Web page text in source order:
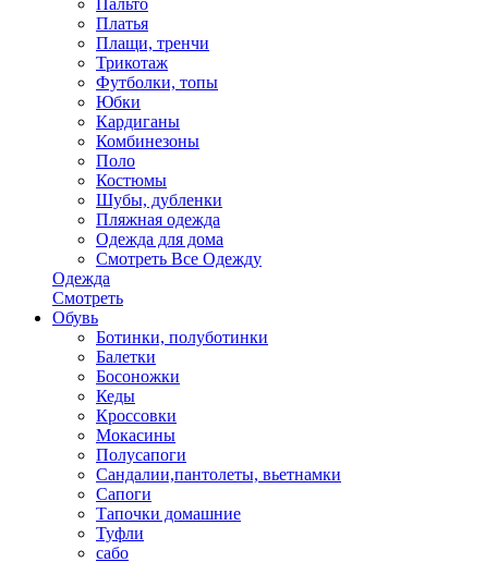
Пальто
Платья
Плащи, тренчи
Трикотаж
Футболки, топы
Юбки
Кардиганы
Комбинезоны
Поло
Костюмы
Шубы, дубленки
Пляжная одежда
Одежда для дома
Смотреть Все Одежду
Одежда
Смотреть
Обувь
Ботинки, полуботинки
Балетки
Босоножки
Кеды
Кроссовки
Мокасины
Полусапоги
Сандалии,пантолеты, вьетнамки
Сапоги
Тапочки домашние
Туфли
сабо